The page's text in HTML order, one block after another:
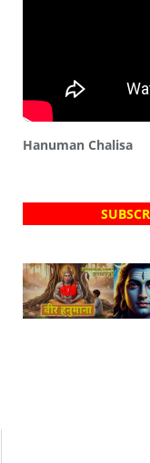
Hanuman Chalisa
?